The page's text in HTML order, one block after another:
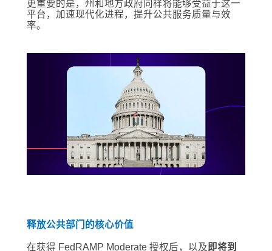
更重要的是，州和地方政府同样将能够受益于这一
平台，加速现代化进程，提升公共服务质量与效
率。
释放公共部门的核心价值
在获得 FedRAMP Moderate 授权后，以及 即将到